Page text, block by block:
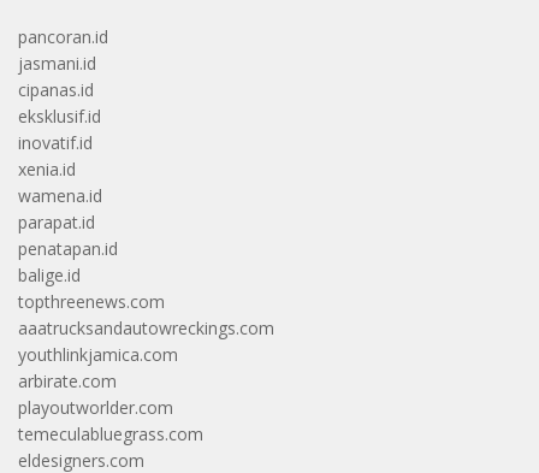
pancoran.id
jasmani.id
cipanas.id
eksklusif.id
inovatif.id
xenia.id
wamena.id
parapat.id
penatapan.id
balige.id
topthreenews.com
aaatrucksandautowreckings.com
youthlinkjamica.com
arbirate.com
playoutworlder.com
temeculabluegrass.com
eldesigners.com